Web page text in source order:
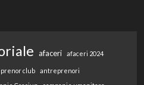
afaceri afaceri 2024
club
antreprenori